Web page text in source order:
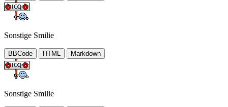
Sonstige Smilie
BBCode HTML Markdown
Sonstige Smilie